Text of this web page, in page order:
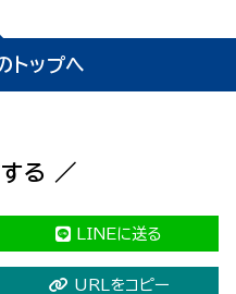
トップへ
る ／
LINEに送る
URLをコピー